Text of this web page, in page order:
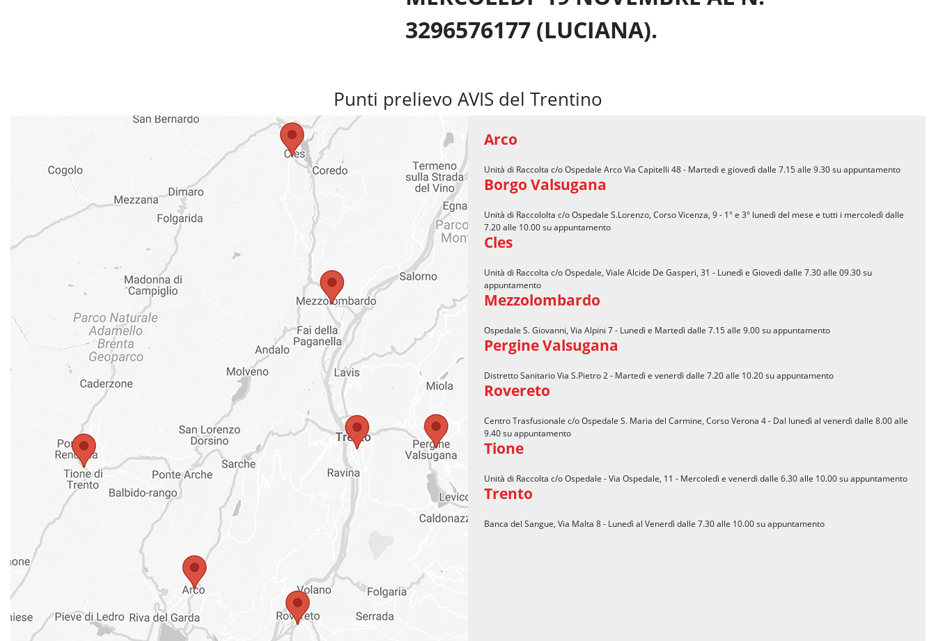
3296576177 (LUCIANA).
Punti prelievo AVIS del Trentino
Arco
Unità di Raccolta c/o Ospedale Arco Via Capitelli 48 - Martedì e giovedì dalle 7.15 alle 9.30 su appuntamento
Borgo Valsugana
Unità di Raccololta c/o Ospedale S.Lorenzo, Corso Vicenza, 9 - 1° e 3° lunedì del mese e tutti i mercoledì dalle
7.20 alle 10.00 su appuntamento
Cles
Unità di Raccolta c/o Ospedale, Viale Alcide De Gasperi, 31 - Lunedì e Giovedì dalle 7.30 alle 09.30 su
appuntamento
Mezzolombardo
Ospedale S. Giovanni, Via Alpini 7 - Lunedì e Martedì dalle 7.15 alle 9.00 su appuntamento
Pergine Valsugana
Distretto Sanitario Via S.Pietro 2 - Martedì e venerdì dalle 7.20 alle 10.20 su appuntamento
Rovereto
Centro Trasfusionale c/o Ospedale S. Maria del Carmine, Corso Verona 4 - Dal lunedì al venerdì dalle 8.00 alle
9.40 su appuntamento
Tione
Unità di Raccolta c/o Ospedale - Via Ospedale, 11 - Mercoledì e venerdì dalle 6.30 alle 10.00 su appuntamento
Trento
Banca del Sangue, Via Malta 8 - Lunedì al Venerdì dalle 7.30 alle 10.00 su appuntamento